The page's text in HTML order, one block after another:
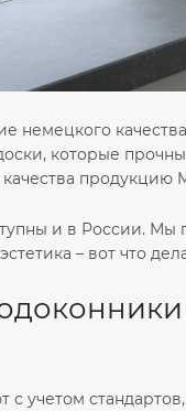
немецкого
которые
продукцию
и в России. Мы
– вот что
с учетом